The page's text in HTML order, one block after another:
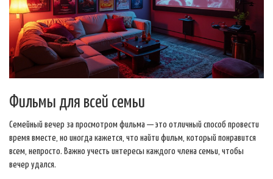
Фильмы для всей семьи
Семейный вечер за просмотром фильма — это отличный способ провести
время вместе, но иногда кажется, что найти фильм, который понравится
всем, непросто. Важно учесть интересы каждого члена семьи, чтобы
вечер удался.